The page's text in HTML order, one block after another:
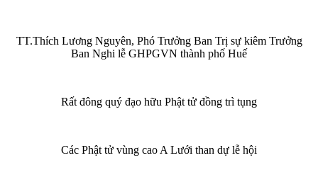
TT.Thích Lương Nguyên, Phó Trưởng Ban Trị sự kiêm Trưởng
Ban Nghi lễ GHPGVN thành phố Huế
Rất đông quý đạo hữu Phật tử đồng trì tụng
Các Phật tử vùng cao A Lưới than dự lễ hội